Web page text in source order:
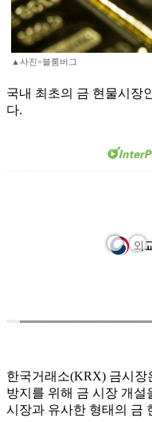
▲사진=블룸버그
국내 최초의 금 현물시장
다.
한국거래소(KRX) 금시장
방지를 위해 금 시장 개설
시장과 유사한 형태의 금